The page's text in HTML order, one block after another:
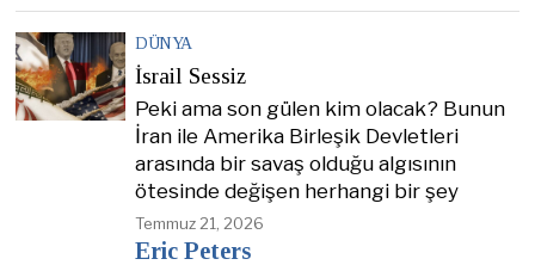
DÜNYA
İsrail Sessiz
Peki ama son gülen kim olacak? Bunun
İran ile Amerika Birleşik Devletleri
arasında bir savaş olduğu algısının
ötesinde değişen herhangi bir şey
Temmuz 21, 2026
Eric Peters